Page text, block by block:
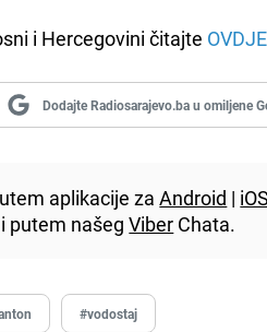
i Hercegovini čitajte OVDJE
Dodajte Radiosarajevo.ba u omiljene
aplikacije zaAndroid | iOS
i putem našegViber Chata.
#vodostaj